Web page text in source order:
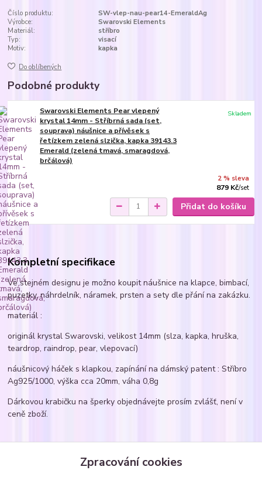
Číslo produktu:
SW-vlep-nau-pear14-EmeraldAg
Výrobce:
Swarovski Elements
Materiál:
stříbro
Typ:
visací
Motiv:
kapka
Do oblíbených
Podobné produkty
Swarovski Elements Pear vlepený
krystal 14mm - Stříbrná sada (set,
souprava) náušnice a přívěsek s
řetízkem zelená slzička, kapka 39143.3
Emerald (zelená tmavá, smaragdová,
brčálová)
2 % sleva
879 Kč/set
Skladem
Přidat do košíku
Kompletní specifikace
Ve stejném designu je možno koupit náušnice na klapce, bimbací,
puzetky, náhrdelník, náramek, prsten a sety dle přání na zakázku.
materiál :
originál krystal Swarovski, velikost 14mm (slza, kapka, hruška,
teardrop, raindrop, pear, vlepovací)
náušnicový háček s klapkou, zapínání na dámský patent : Stříbro
Ag925/1000, výška cca 20mm, váha 0,8g
Dárkovou krabičku na šperky objednávejte prosím zvlášť, není v
ceně zboží.
Zboží zařazeno v kategoriích
Zpracování cookies